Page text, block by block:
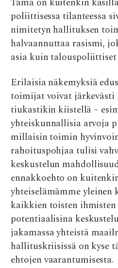
Tämä on kuitenkin
poliittisessa tilanteessa
nimitetyn hallituksen
halvaannuttaa rasismi,
asia kuin
Erilaisia näkemyksiä
toimijat voivat järkevästi
tiukastikin kiistellä –
yhteiskunnallisia arvoja
millaisin toimin
rahoituspohjaa tulisi
keskustelun
ennakkoehto on
yhteiselämämme
kaikkien toisten ihmisten
potentiaalisina
jakamassa yhteistä
hallituskriisissä on kyse
ehtojen vaarantumisesta.